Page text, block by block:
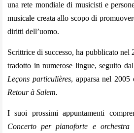
una rete mondiale di musicisti e
musicale creata allo scopo di
diritti dell’uomo.
Scrittrice di successo, ha pubblicato nel
tradotto in numerose lingue, seguito
Leçons particulières, apparsa nel 2005
Retour à Salem.
I suoi prossimi appuntamenti
Concerto per pianoforte e